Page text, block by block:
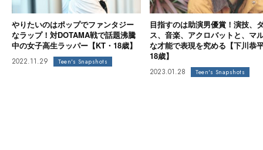
やりたいのはポップでファンタジー
なラップ！対DOTAMA戦で話題沸騰
中の女子高生ラッパー【KT・18歳】
2022.11.29 Teen's Snapshots
目指すのは助演男優賞！演技、
ス、音楽、アクロバットと、マ
な才能で表現を究める【下川恭
18歳】
2023.01.28 Teen's Snapshots